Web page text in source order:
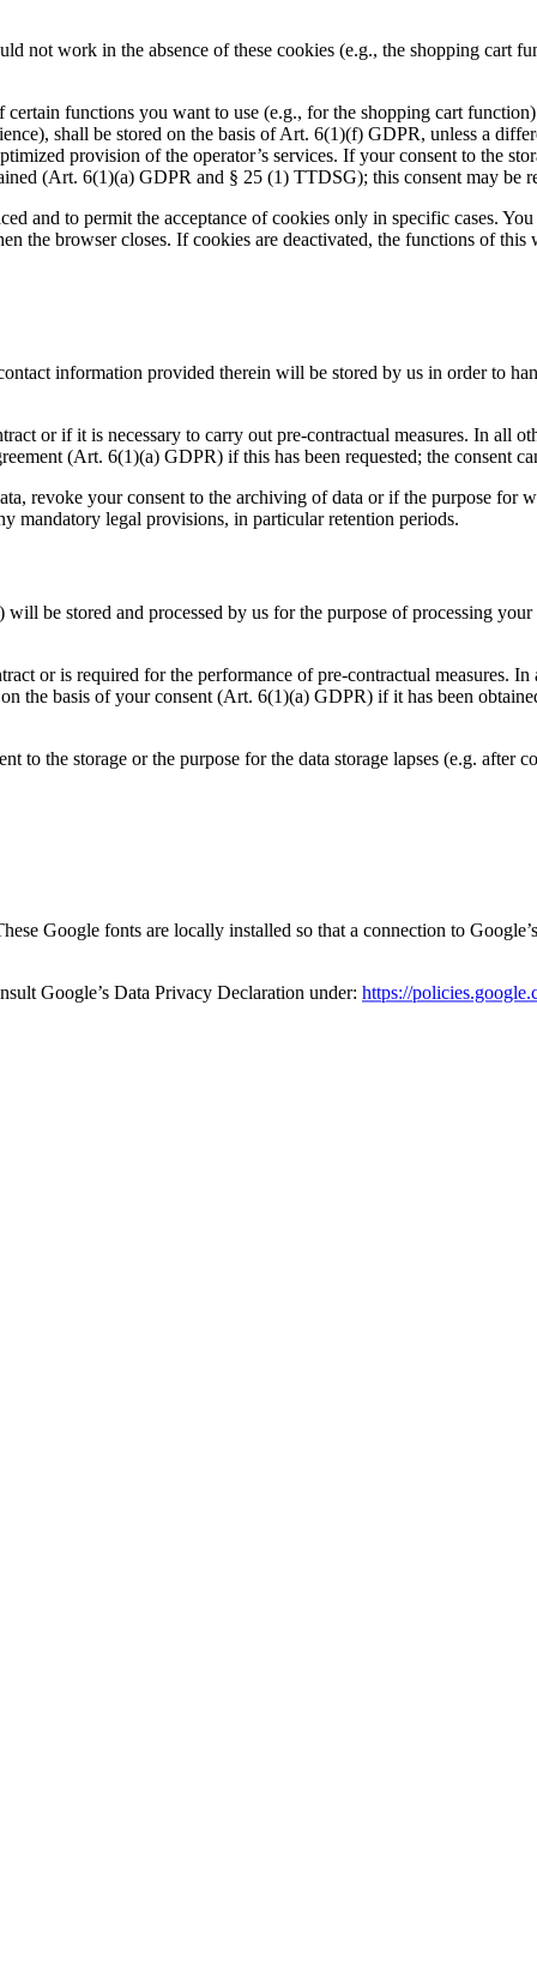
not work in the absence of these cookies (e.g., the shopping cart
functions you want to use (e.g., for the shopping cart function)
shall be stored on the basis of Art. 6(1)(f) GDPR, unless a
provision of the operator’s services. If your consent to the
(Art. 6(1)(a) GDPR and § 25 (1) TTDSG); this consent may be
and to permit the acceptance of cookies only in specific cases.
the browser closes. If cookies are deactivated, the functions of this
information provided therein will be stored by us in order to
or if it is necessary to carry out pre-contractual measures. In all
(Art. 6(1)(a) GDPR) if this has been requested; the consent
revoke your consent to the archiving of data or if the purpose for
mandatory legal provisions, in particular retention periods.
be stored and processed by us for the purpose of processing your
or is required for the performance of pre-contractual measures. In
basis of your consent (Art. 6(1)(a) GDPR) if it has been
to the storage or the purpose for the data storage lapses (e.g. after
Google fonts are locally installed so that a connection to
Google’s Data Privacy Declaration under: https://